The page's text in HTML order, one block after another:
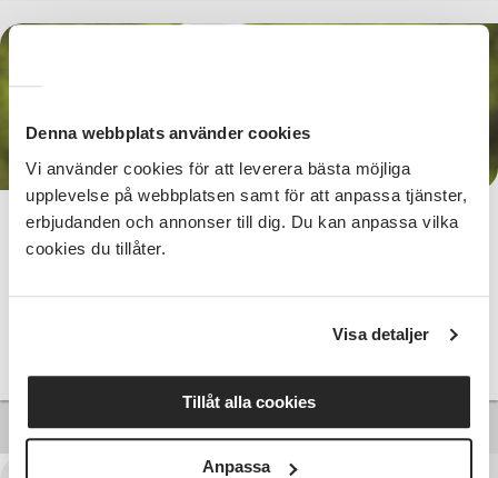
Denna webbplats använder cookies
Vi använder cookies för att leverera bästa möjliga
upplevelse på webbplatsen samt för att anpassa tjänster,
erbjudanden och annonser till dig. Du kan anpassa vilka
cookies du tillåter.
Visa detaljer
Tillåt alla cookies
Anpassa
Lunchscen SARAs folk och fä